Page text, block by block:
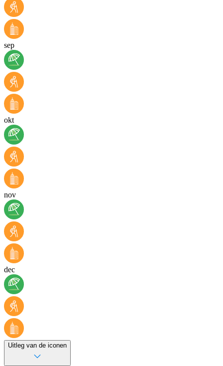
sep
okt
nov
dec
Uitleg van de iconen